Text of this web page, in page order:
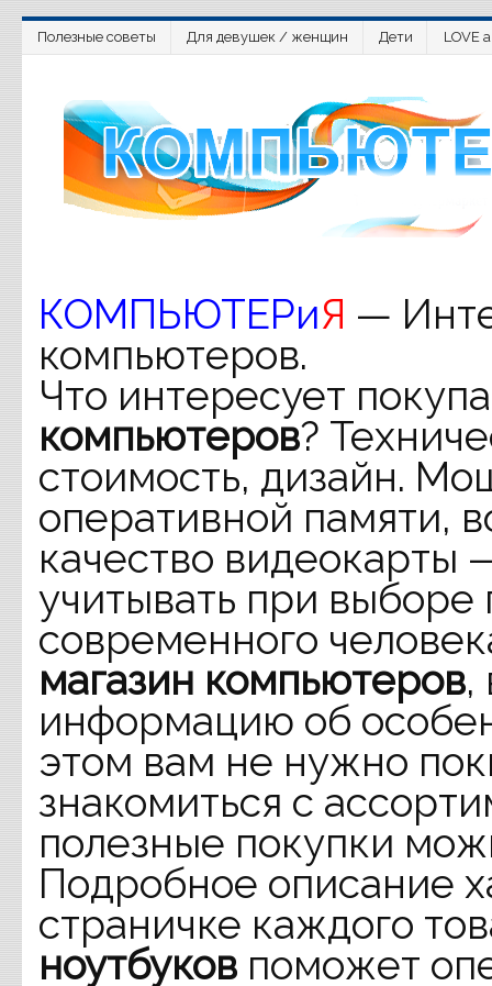
Полезные советы Для девушек / женщин Дети LOVE
КОМПЬЮТЕРиЯ —
компьютеров.
Что интересует
компьютеров?
стоимость, дизайн.
оперативной памяти,
качество видеокарты
учитывать при
современного
магазин компьютеров,
информацию об
этом вам не нужно
знакомиться с
полезные покупки
Подробное описание
страничке каждого
ноутбуковпоможет